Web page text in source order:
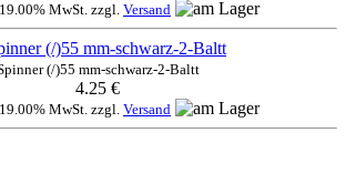
MwSt. zzgl. Versand
(/)55 mm-schwarz-2-Baltt
4.25 €
MwSt. zzgl. Versand